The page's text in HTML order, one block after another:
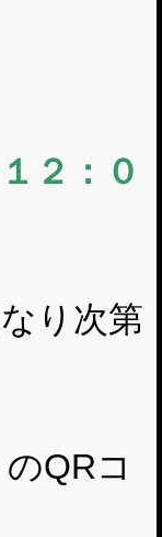
２：０
り次第
QRコ